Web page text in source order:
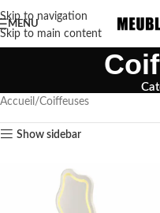
Skip to navigation
Skip to main content
MENU
Accueil Coiffeuses
Show sidebar